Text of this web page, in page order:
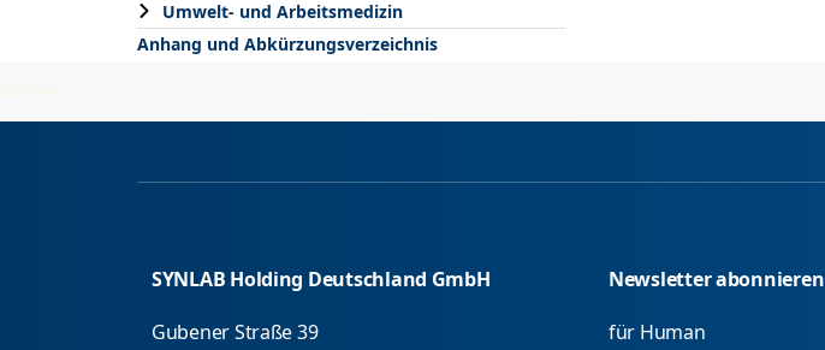
Umwelt- und Arbeitsmedizin
Anhang und Abkürzungsverzeichnis
2026-08-06
SYNLAB Holding Deutschland GmbH
Gubener Straße 39
Newsletter abonnieren
für Human